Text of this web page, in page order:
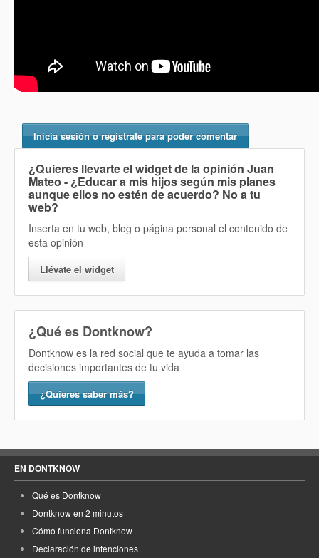
Inicia sesión o regístrate para poder comentar
¿Quieres llevarte el widget de la opinión Juan
Mateo - ¿Educar a mis hijos según mis planes
aunque ellos no estén de acuerdo? No a tu
web?
Inserta en tu web, blog o página personal el contenido de
esta opinión
Llévate el widget
¿Qué es Dontknow?
Dontknow es la red social que te ayuda a tomar las
decisiones importantes de tu vida
¿Quieres saber más?
EN DONTKNOW
Qué es Dontknow
Dontknow en 2 minutos
Cómo funciona Dontknow
Declaración de intenciones